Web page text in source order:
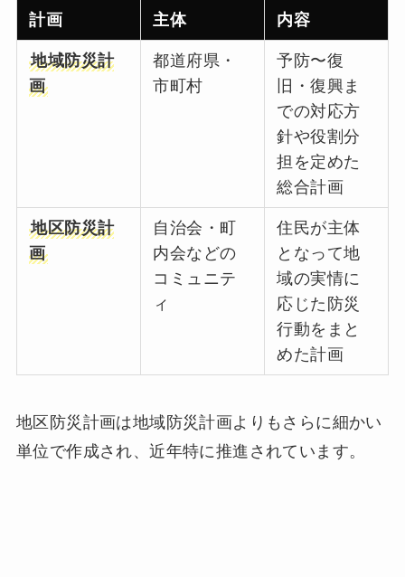
計画 主体 内容
地域防災計
画
都道府県・
市町村
予防〜復
旧・復興ま
での対応方
針や役割分
担を定めた
総合計画
地区防災計
画
自治会・町
内会などの
コミュニテ
ィ
住民が主体
となって地
域の実情に
応じた防災
行動をまと
めた計画
地区防災計画は地域防災計画よりもさらに細かい
単位で作成され、近年特に推進されています。